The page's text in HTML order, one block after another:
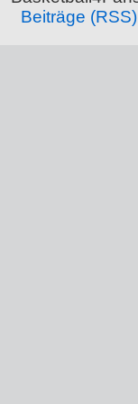
Beiträge (RSS)